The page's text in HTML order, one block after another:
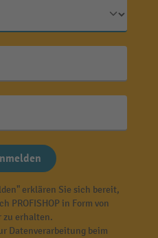
erklären Sie sich bereit,
PROFISHOP in Form von
zu erhalten.
Datenverarbeitung beim